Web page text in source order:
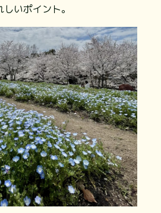
いポイント。